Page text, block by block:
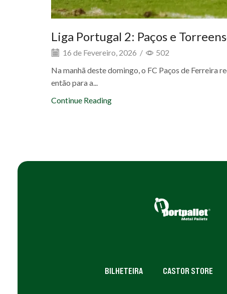
Liga Portugal 2: Paços e
16 de Fevereiro, 2026 /
502
Na manhã deste domingo, o FC Paços de Ferreira
então para a...
Continue Reading
BILHETEIRA CASTOR STORE